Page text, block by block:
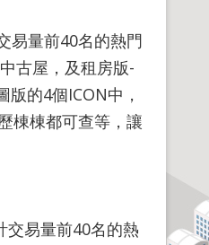
量前40名的熱門
古屋，及租房版-
的4個ICON中，
棟棟都可查等，讓
易量前40名的熱